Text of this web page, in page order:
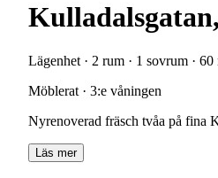
Lägenhet · 2 rum · 1 sovrum · 60
Möblerat · 3:e våningen
Nyrenoverad fräsch tvåa på fina
Läs mer